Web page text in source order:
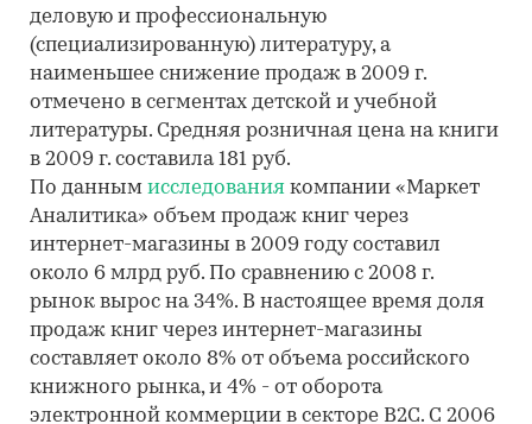
деловую и профессиональную
(специализированную) литературу, а
наименьшее снижение продаж в 2009 г.
отмечено в сегментах детской и учебной
литературы. Средняя розничная цена на книги
в 2009 г. составила 181 руб.
По данным исследования компании «Маркет
Аналитика» объем продаж книг через
интернет-магазины в 2009 году составил
около 6 млрд руб. По сравнению с 2008 г.
рынок вырос на 34%. В настоящее время доля
продаж книг через интернет-магазины
составляет около 8% от объема российского
книжного рынка, и 4% - от оборота
электронной коммерции в секторе B2C. С 2006